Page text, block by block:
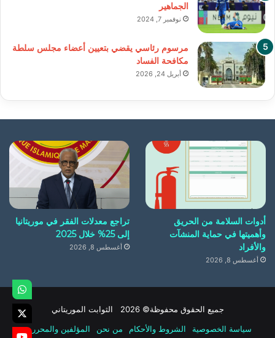
الجماهير
نوفمبر 7, 2024
مرسوم رئاسي يقضي بتعيين أعضاء مجلس سلطة
مكافحة الفساد
أبريل 24, 2026
أدوات السلامة من الحريق
وأهميتها في حماية المنشآت
والأفراد
أغسطس 8, 2026
تراجع معدلات الفقر في موريتانيا
إلى 25% خلال 2025
أغسطس 8, 2026
جميع الحقوق محفوظة© 2026 الثوابت الموريتاني
سياسة الخصوصية
الشروط والأحكام من نحن المؤلفين والمحررين